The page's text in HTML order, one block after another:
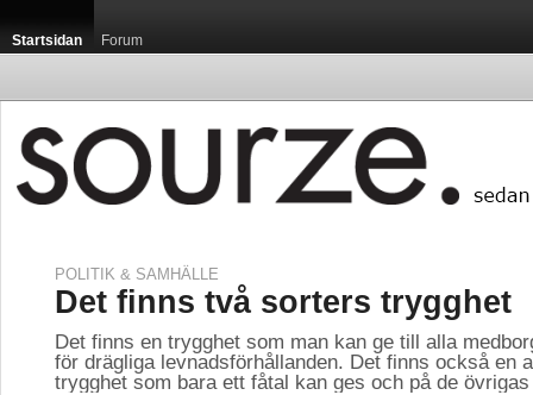
Startsidan Forum
POLITIK & SAMHÄLLE
Det finns två sorters trygghet
Det finns en trygghet som man kan ge till alla
för drägliga levnadsförhållanden. Det finns också en
trygghet som bara ett fåtal kan ges och på de